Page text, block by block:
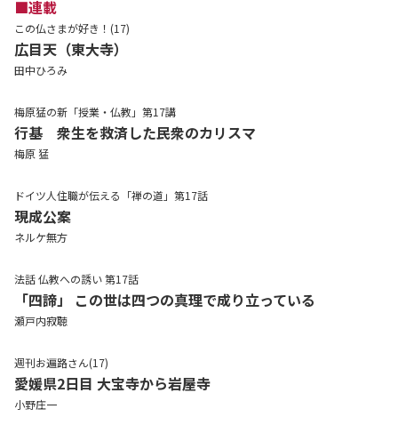
■連載
この仏さまが好き！(17)
広目天（東大寺）
田中ひろみ
梅原猛の新「授業・仏教」第17講
行基 衆生を救済した民衆のカリスマ
梅原 猛
ドイツ人住職が伝える「禅の道」第17話
現成公案
ネルケ無方
法話 仏教への誘い 第17話
「四諦」 この世は四つの真理で成り立っている
瀬戸内寂聴
週刊お遍路さん(17)
愛媛県2日目 大宝寺から岩屋寺
小野庄一